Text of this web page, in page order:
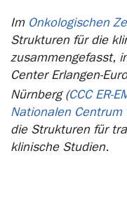
Im Onkologischen
Strukturen für die
zusammengefasst,
Center Erlangen-
Nürnberg (CCC ER-
Nationalen Centrum
die Strukturen für
klinische Studien.